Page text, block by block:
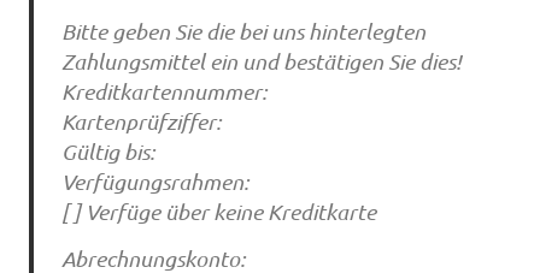
Bitte geben Sie die bei uns hinterlegten
Zahlungsmittel ein und bestätigen Sie dies!
Kreditkartennummer:
Kartenprüfziffer:
Gültig bis:
Verfügungsrahmen:
[ ] Verfüge über keine Kreditkarte
Abrechnungskonto: